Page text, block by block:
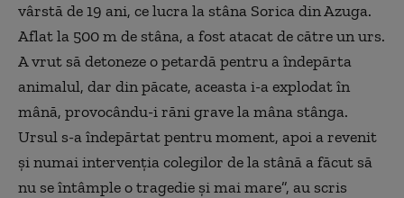
vârstă de 19 ani, ce lucra la stâna Sorica din Azuga.
Aflat la 500 m de stâna, a fost atacat de către un urs.
A vrut să detoneze o petardă pentru a îndepărta
animalul, dar din păcate, aceasta i-a explodat în
mână, provocându-i răni grave la mâna stânga.
Ursul s-a îndepărtat pentru moment, apoi a revenit
şi numai intervenţia colegilor de la stână a făcut să
nu se întâmple o tragedie şi mai mare”, au scris